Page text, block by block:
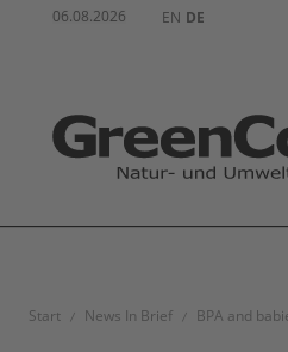
06.08.2026 EN DE
Start News In Brief BPA and